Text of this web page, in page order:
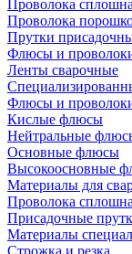
Проволока
Проволока
Прутки
Флюсы и
Ленты сварочные
Флюсы и проволоки
Кислые флюсы
Нейтральные
Основные флюсы
Высокоосновные
Материалы для
Проволока
Присадочные
Материалы
Строжка и резка